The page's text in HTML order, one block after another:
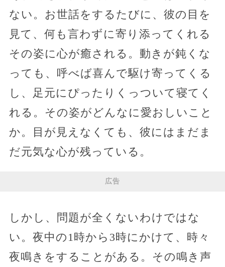
ない。お世話をするたびに、彼の目を
見て、何も言わずに寄り添ってくれる
その姿に心が癒される。動きが鈍くな
っても、呼べば喜んで駆け寄ってくる
し、足元にぴったりくっついて寝てく
れる。その姿がどんなに愛おしいこと
か。目が見えなくても、彼にはまだま
だ元気な心が残っている。
広告
しかし、問題が全くないわけではな
い。夜中の1時から3時にかけて、時々
夜鳴きをすることがある。その鳴き声